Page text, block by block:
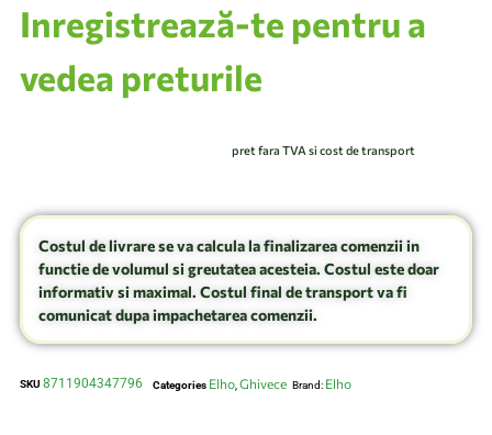
Inregistrează-te pentru a
vedea preturile
pret fara TVA si cost de transport
Costul de livrare se va calcula la finalizarea comenzii in
functie de volumul si greutatea acesteia. Costul este doar
informativ si maximal. Costul final de transport va fi
comunicat dupa impachetarea comenzii.
SKU 8711904347796 Categories Elho Ghivece Brand: Elho